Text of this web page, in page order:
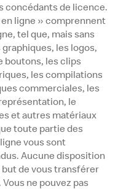
concédants de licence.
ligne » comprennent
tel que, mais sans
les logos,
boutons, les clips
les compilations
commerciales, les
le
et autres matériaux
toute partie des
vous sont
Aucune disposition
de vous transférer
ne pouvez pas